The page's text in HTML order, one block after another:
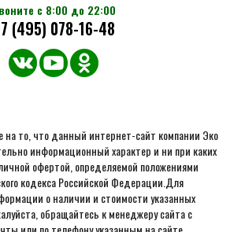
с 8:00 до 22:00
(495) 078-16-48
то, что данный интернет-сайт компании Эко
информационный характер и ни при каких
офертой, определяемой положениями
кодекса Российской Федерации.Для
о наличии и стоимости указанных
обращайтесь к менеджеру сайта с